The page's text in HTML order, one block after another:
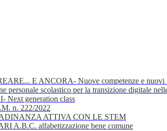
E ANCORA- Nuove competenze e nuovi
scolastico per la transizione digitale
Next generation class
n. 222/2022
ATTIVA CON LE STEM
A.B.C. alfabetizzazione bene comune